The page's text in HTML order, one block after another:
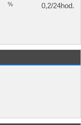
% 0,2/24hod.